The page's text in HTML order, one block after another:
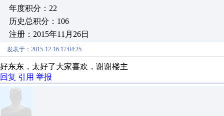
年度积分：22
历史总积分：106
注册：2015年11月26日
发表于：2015-12-16 17:04:25
好东东，太好了大家喜欢，谢谢楼主
回复 引用 举报